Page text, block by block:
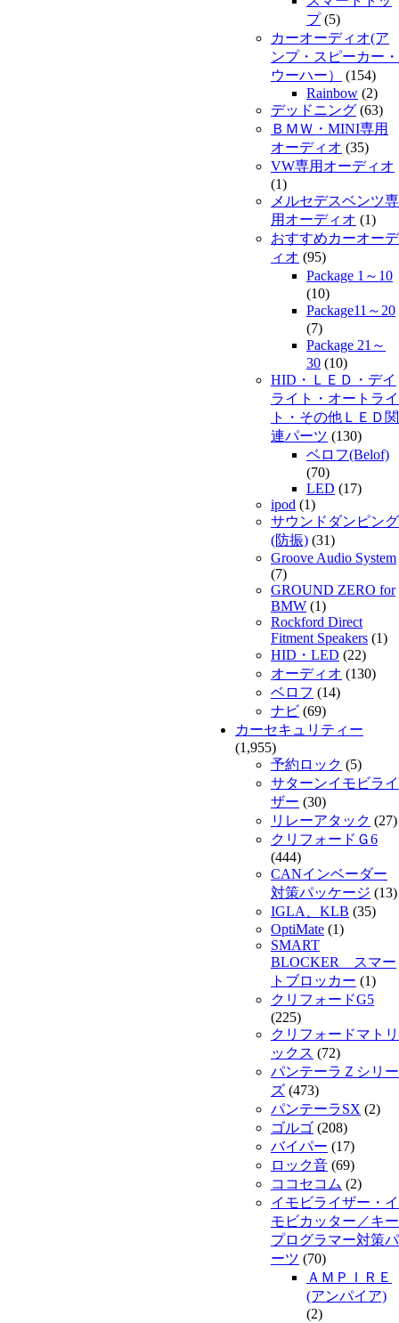
プ(5)
カーオーディオ(ア
ンプ・スピーカー・
ウーハー）
(154)
Rainbow (2)
デッドニング (63)
ＢＭＷ・MINI専用
オーディオ (35)
VW専用オーディオ
(1)
メルセデスベンツ専
用オーディオ (1)
おすすめカーオーデ
ィオ (95)
Package 1～10
(10)
Package11～20
(7)
Package 21～
30 (10)
HID・ＬＥＤ・デイ
ライト・オートライ
ト・その他ＬＥＤ関
連パーツ (130)
ベロフ(Belof)
(70)
LED (17)
ipod (1)
サウンドダンピング
(防振) (31)
Groove Audio System
(7)
GROUND ZERO for
BMW (1)
Rockford Direct
Fitment Speakers (1)
HID・LED (22)
オーディオ (130)
ベロフ (14)
ナビ (69)
カーセキュリティー
(1,955)
予約ロック (5)
サターンイモビライ
ザー (30)
リレーアタック (27)
クリフォードＧ6
(444)
CANインベーダー
対策パッケージ (13)
IGLA、KLB (35)
OptiMate (1)
SMART
BLOCKER スマー
トブロッカー (1)
クリフォードG5
(225)
クリフォードマトリ
ックス (72)
パンテーラＺシリー
ズ (473)
パンテーラSX (2)
ゴルゴ (208)
バイパー (17)
ロック音 (69)
ココセコム (2)
イモビライザー・イ
モビカッター／キー
プログラマー対策パ
ーツ (70)
ＡＭＰＩＲＥ
(アンパイア)
(2)